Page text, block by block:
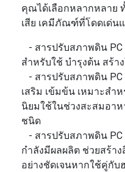
คุณได้เลือกหลากหลา
เสีย เคมีภัณฑ์ที่โดดเด่น
- สารปรับสภาพดิน PC
สำหรับใช้ บำรุงต้น สร้า
- สารปรับสภาพดิน PC
เสริม เข้มข้น เหมาะส
นิยมใช้ในช่วงสะสมอา
ชนิด
- สารปรับสภาพดิน PC
กำลังมีผลผลิต ช่วยสร้า
อย่างชัดเจนหากใช้คู่กั